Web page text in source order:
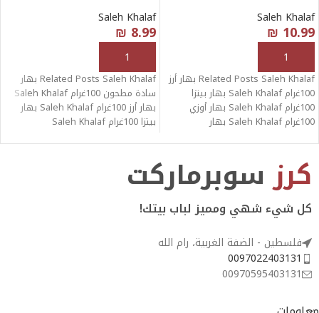
Saleh Khalaf
₪ 10.99
إضافة إلى السلة
Related Posts Saleh Khalaf بهار أرز
100غرام Saleh Khalaf بهار بيتزا
100غرام Saleh Khalaf بهار أوزي
100غرام Saleh Khalaf بهار
Saleh Khalaf
₪ 8.99
إضافة إلى السلة
Related Posts Saleh Khalaf بهار
سادة مطحون 100غرام Saleh Khalaf
بهار أرز 100غرام Saleh Khalaf بهار
بيتزا 100غرام Saleh Khalaf
كرز سوبرماركت
كل شيء شهي ومميز لباب بيتك!
فلسطين - الضفة الغربية، رام الله
0097022403131
00970595403131